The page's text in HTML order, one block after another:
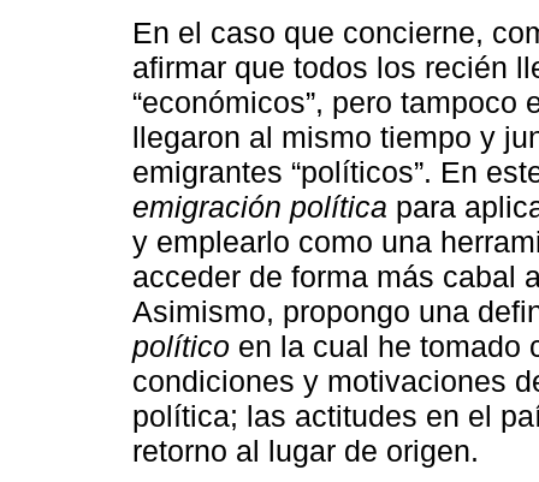
En el caso que concierne,
afirmar que todos los recién
“económicos”, pero
llegaron al mismo tiempo y
emigrantes “políticos”. En
emigración política para
y emplearlo como una
acceder de forma más cabal
Asimismo, propongo una
político en la cual he tomado
condiciones y motivaciones
política; las actitudes en el
retorno al lugar de origen.